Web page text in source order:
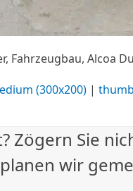
Fahrzeugbau, Alcoa
(300x200) |
Zögern Sie
wir